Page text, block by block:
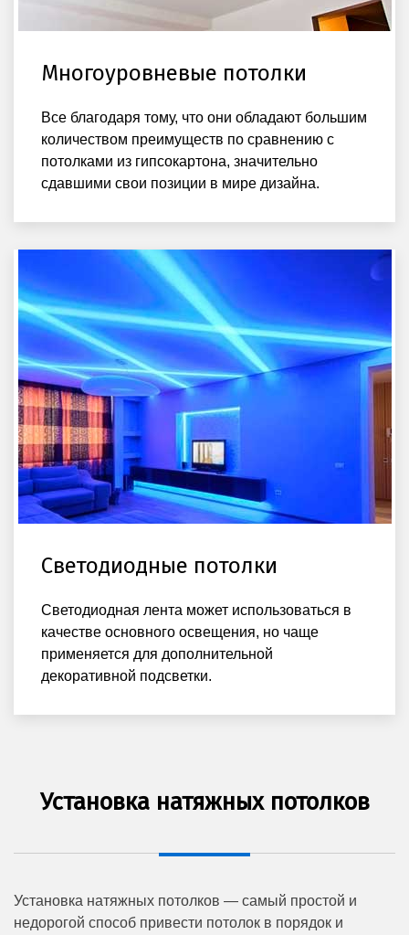
Многоуровневые потолки
Все благодаря тому, что они обладают большим
количеством преимуществ по сравнению с
потолками из гипсокартона, значительно
сдавшими свои позиции в мире дизайна.
Светодиодные потолки
Светодиодная лента может использоваться в
качестве основного освещения, но чаще
применяется для дополнительной
декоративной подсветки.
Установка натяжных потолков
Установка натяжных потолков — самый простой и
недорогой способ привести потолок в порядок и